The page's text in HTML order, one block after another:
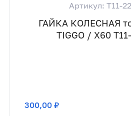
Артикул: T11-
ГАЙКА КОЛЕСНАЯ
TIGGO / X60
300,00 ₽